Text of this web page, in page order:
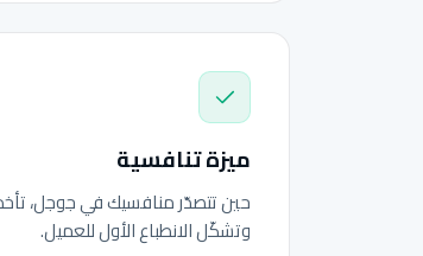
ميزة تنافسية
حين تتصدّر منافسيك في جوجل،
وتشكّل الانطباع الأول للعميل.